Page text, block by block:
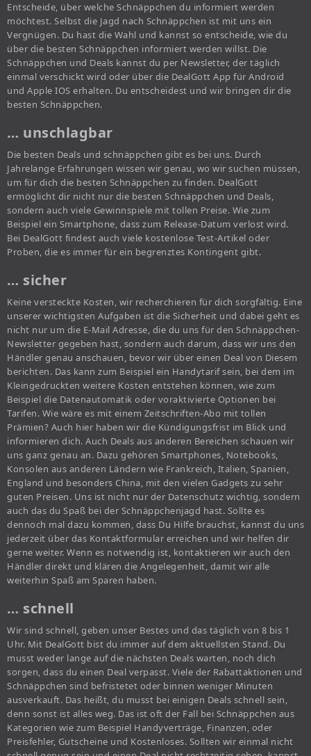
Entscheide, über welche Schnäppchen du informiert werden
möchtest. Selbst die Jagd nach Schnäppchen ist mit uns ein
Vergnügen. Du hast die Wahl und kannst so entscheide, wie du
über die besten Schnäppchen informiert werden willst. Die
Schnäppchen und Deals kannst du per Newsletter, der täglich
einmal verschickt wird oder über die DealGott App für Android
und Apple IOS erhalten. Du entscheidest und wir bringen dir die
besten Schnäppchen.
… unschlagbar
Die besten Deals und schnäppchen gibt es bei uns. Durch
Jahrelange Erfahrungen wissen wir genau, wo wir suchen müssen,
um für dich die besten Schnäppchen zu finden. DealGott
ermöglicht dir nicht nur die besten Schnäppchen und Deals,
sondern auch viele Gewinnspiele mit tollen Preise. Wie zum
Beispiel ein Smartphone, dass zum Release-Datum verlost wird.
Bei DealGott findest auch viele kostenlose Test-Artikel oder
Proben, die es immer für ein begrenztes Kontingent gibt.
… sicher
Keine versteckte Kosten, wir recherchieren für dich sorgfältig. Eine
unserer wichtigsten Aufgaben ist die Sicherheit und dabei geht es
nicht nur um die E-Mail Adresse, die du uns für den Schnäppchen-
Newsletter gegeben hast, sondern auch darum, dass wir uns den
Händler genau anschauen, bevor wir über einen Deal von Diesem
berichten. Das kann zum Beispiel ein Handytarif sein, bei dem im
Kleingedruckten weitere Kosten entstehen können, wie zum
Beispiel die Datenautomatik oder voraktivierte Optionen bei
Tarifen. Wie wäre es mit einem Zeitschriften-Abo mit tollen
Prämien? Auch hier haben wir die Kündigungsfrist im Blick und
informieren dich. Auch Deals aus anderen Bereichen schauen wir
uns ganz genau an. Dazu gehören Smartphones, Notebooks,
Konsolen aus anderen Ländern wie Frankreich, Italien, Spanien,
England und besonders China, mit den vielen Gadgets zu sehr
guten Preisen. Uns ist nicht nur der Datenschutz wichtig, sondern
auch das du Spaß bei der Schnäppchenjagd hast. Sollte es
dennoch mal dazu kommen, dass Du Hilfe brauchst, kannst du uns
jederzeit über das Kontaktformular erreichen und wir helfen dir
gerne weiter. Wenn es notwendig ist, kontaktieren wir auch den
Händler direkt und klären die Angelegenheit, damit wir alle
weiterhin Spaß am Sparen haben.
… schnell
Wir sind schnell, geben unser Bestes und das täglich von 8 bis 1
Uhr. Mit DealGott bist du immer auf dem aktuellsten Stand. Du
musst weder lange auf die nächsten Deals warten, noch dich
sorgen, dass du einen Deal verpasst. Viele der Rabattaktionen und
Schnäppchen sind befristetet oder binnen weniger Minuten
ausverkauft. Das heißt, du musst bei einigen Deals schnell sein,
denn sonst ist alles weg. Das ist oft der Fall bei Schnäppchen aus
Kategorien wie zum Beispiel Handyverträge, Finanzen, oder
Preisfehler, Gutscheine und Kostenloses. Sollten wir einmal nicht